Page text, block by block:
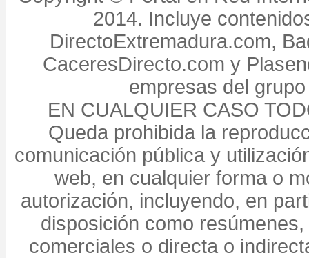
2014. Incluye
DirectoExtremadura.com,
CaceresDirecto.com y
empresas del
EN CUALQUIER CASO
Queda prohibida la
comunicación pública y
web, en cualquier forma o
autorización, incluyendo, en
disposición como
comerciales o directa o